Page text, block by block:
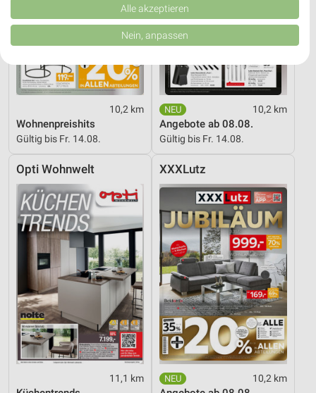
10,2 km
Wohnenpreishits
Gültig bis Fr. 14.08.
10,2 km
Angebote ab 08.08.
Gültig bis Fr. 14.08.
Opti Wohnwelt
11,1 km
XXXLutz
10,2 km
Verbesserung der Angebote. Verwendung reduzierter Daten zur Auswahl
von Inhalten.
Daten können außerhalb der Europäischen Union weitergegeben und in die
Website/App.
Partnerliste anzeigen (1 IAB-Anbieter)
Wir nutzen Ihre Daten für folgende Zwecke:
IAB-Verarbeitungszwecke:
Speichern von oder Zugriff auf Informationen
Verwendung reduzierter Daten zur Auswahl von
Werbeanzeigen
Erstellung von Profilen für personalisierte
Werbung
Verwendung von Profilen zur Auswahl
personalisierter Werbung
Erstellung von Profilen zur Personalisierung
von Inhalten
Verwendung von Profilen zur Auswahl
personalisierter Inhalte
Messung der Werbeleistung
Alle akzeptieren
Nein, anpassen